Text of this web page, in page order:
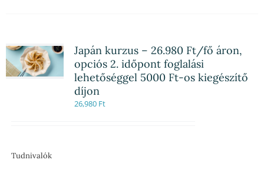
Japán kurzus – 26.980 Ft/fő áron,
opciós 2. időpont foglalási
lehetőséggel 5000 Ft-os kiegészítő
díjon
26,980 Ft
Tudnivalók